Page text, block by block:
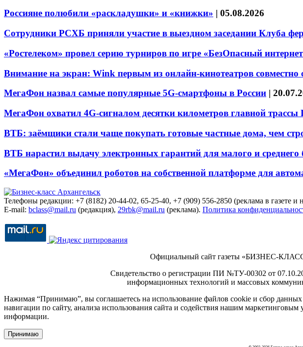
Россияне полюбили «раскладушки» и «книжки» | 05.08.2026
Сотрудники РСХБ приняли участие в выездном заседании Клуба
«Ростелеком» провел серию турниров по игре «БезОпасный
Внимание на экран: Wink первым из онлайн-кинотеатров
МегаФон назвал самые популярные 5G-смартфоны в России |
МегаФон охватил 4G-сигналом десятки километров главной
ВТБ: заёмщики стали чаще покупать готовые частные дома, чем
ВТБ нарастил выдачу электронных гарантий для малого и среднего
«МегаФон» объединил роботов на собственной платформе для
Телефоны редакции: +7 (8182) 20-44-02, 65-25-40, +7 (909) 556-2850 (реклама в газете и
E-mail: bclass@mail.ru (редакция), 29rbk@mail.ru (реклама). Политика
Официальный сайт газеты «БИЗНЕС-КЛАСС
Свидетельство о регистрации ПИ №ТУ-00302 от
информационных технологий и массовых
Нажимая “Принимаю”, вы соглашаетесь на использование файлов cookie и сбор
навигации по сайту, анализа использования сайта и содействия нашим маркетинговым
информации.
Принимаю